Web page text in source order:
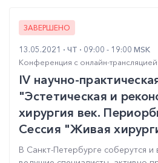
ЗАВЕРШЕНО
13.05.2021 ЧТ
09:00 - 19:00 MSK
Конференция с онлайн-трансляцией
IV научно-
"Эстетическая и
хирургия век.
Сессия "Живая
В Санкт-Петербурге соберутся и